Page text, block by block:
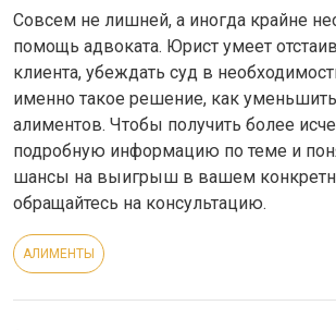
Совсем не лишней, а иногда крайне
помощь адвоката. Юрист умеет
клиента, убеждать суд в
именно такое решение, как
алиментов. Чтобы получить более
подробную информацию по теме и
шансы на выигрыш в вашем
обращайтесь на консультацию.
АЛИМЕНТЫ